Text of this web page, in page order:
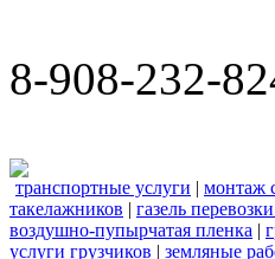
8-908-232-
транспортные услуги | монтаж
такелажников | газель
воздушно-пупырчатая пленка |
услуги грузчиков | земляные